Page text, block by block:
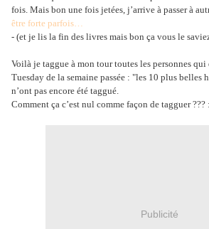
fois. Mais bon une fois jetées, j’arrive à passer à
être forte parfois…
- (et je lis la fin des livres mais bon ça vous le
Voilà je taggue à mon tour toutes les personnes
Tuesday de la semaine passée : "les 10 plus belles
n’ont pas encore été taggué.
Comment ça c’est nul comme façon de tagguer ???
Publicité